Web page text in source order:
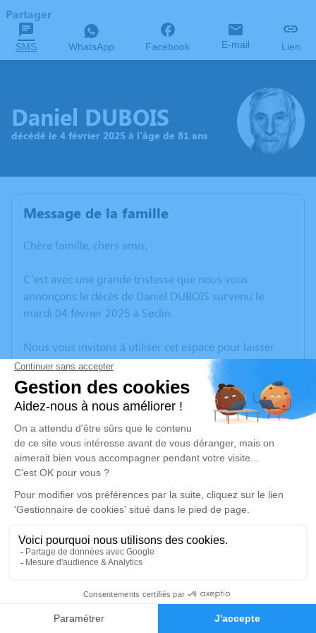
Faire-part Hommages
Partager
SMS WhatsApp Facebook E-mail Lien
Daniel DUBOIS
décédé le 4 février 2025 à l'âge de 81 ans
Message de la famille
Chère famille, chers amis,
C’est avec une grande tristesse que nous vous
annonçons le décès de Daniel DUBOIS survenu le
mardi 04 février 2025 à Seclin.
Nous vous invitons à utiliser cet espace pour laisser
vos condoléances, partager des photos souvenirs, une
anecdote ou exprimer vos pensées à travers des
poèmes ou des textes. Cet endroit est un lieu
d'expression dédié à honorer la mémoire de Daniel
DUBOIS.
Un service de plantation d’arbre hommage est
disponible ici.
Je rends hommage
Cérémonie civile
Crématorium d'Herlies
ZA la Maladrerie